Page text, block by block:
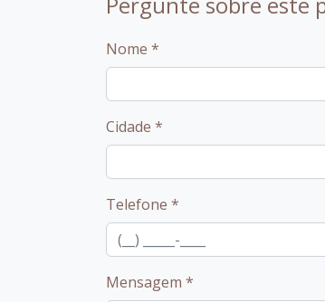
Nome *
Cidade *
Telefone *
Mensagem *